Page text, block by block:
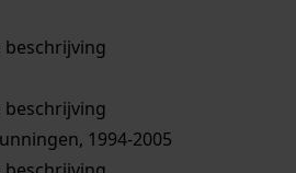
beschrijving
beschrijving
1994-2005